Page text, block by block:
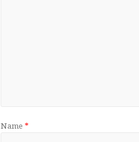
Name *